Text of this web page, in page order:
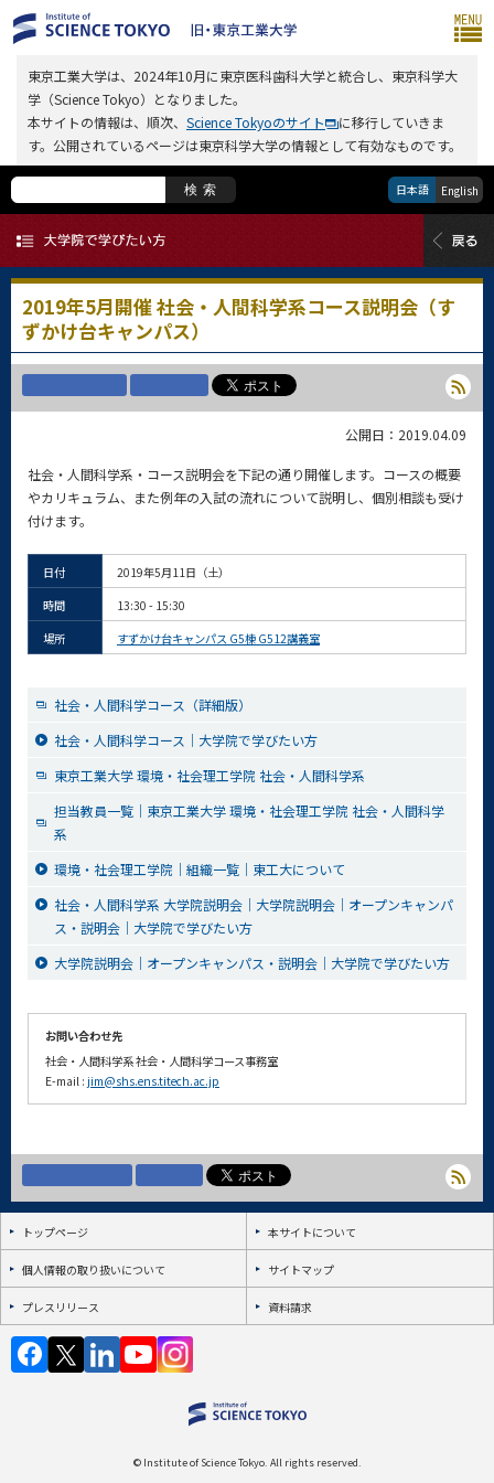
東京工業大学は、2024年10月に東京医科歯科大学と統合し、東京科学大
学（Science Tokyo）となりました。
本サイトの情報は、順次、 Science Tokyoのサイト
に移行していきま
す。公開されているページは東京科学大学の情報として有効なものです。
検索 日本語 English
2019年5月開催 社会・人間科学系コース説明会（す
ずかけ台キャンパス）
公開日：2019.04.09
社会・人間科学系・コース説明会を下記の通り開催します。コースの概要
やカリキュラム、また例年の入試の流れについて説明し、個別相談も受け
付けます。
日付
2019年5月11日（土）
時間
13:30 - 15:30
場所
すずかけ台キャンパス G5棟 G512講義室
社会・人間科学コース（詳細版）
社会・人間科学コース｜大学院で学びたい方
東京工業大学 環境・社会理工学院 社会・人間科学系
担当教員一覧｜東京工業大学 環境・社会理工学院 社会・人間科学
系
環境・社会理工学院｜組織一覧｜東工大について
社会・人間科学系 大学院説明会｜大学院説明会｜オープンキャンパ
ス・説明会｜大学院で学びたい方
大学院説明会｜オープンキャンパス・説明会｜大学院で学びたい方
お問い合わせ先
社会・人間科学系 社会・人間科学コース事務室
E-mail : jim@shs.ens.titech.ac.jp
トップページ 本サイトについて
個人情報の取り扱いについて サイトマップ
プレスリリース 資料請求
© Institute of Science Tokyo. All rights reserved.